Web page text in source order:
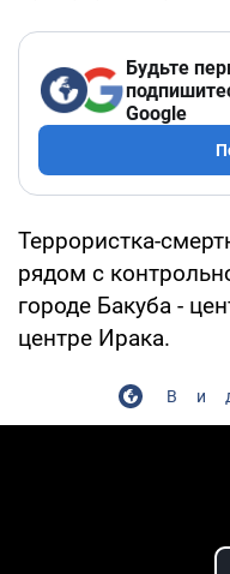
Будьте
Google
Террористка-
рядом с
городе Бакуба -
центре Ирака.